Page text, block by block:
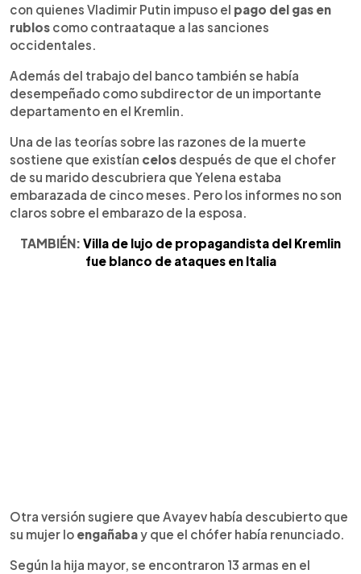
con quienes Vladimir Putin impuso el pago del gas en
rublos como contraataque a las sanciones
occidentales.
Además del trabajo del banco también se había
desempeñado como subdirector de un importante
departamento en el Kremlin.
Una de las teorías sobre las razones de la muerte
sostiene que existían celos después de que el chofer
de su marido descubriera que Yelena estaba
embarazada de cinco meses. Pero los informes no son
claros sobre el embarazo de la esposa.
TAMBIÉN: Villa de lujo de propagandista del Kremlin
fue blanco de ataques en Italia
Otra versión sugiere que Avayev había descubierto que
su mujer lo engañabay que el chófer había renunciado.
Según la hija mayor, se encontraron 13 armas en el